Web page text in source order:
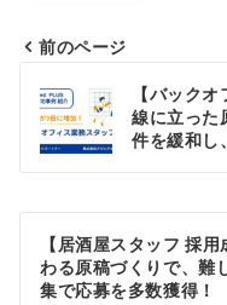
投
稿
ナ
ビ
ー
前のページ
【バック
線に立った
件を緩和し
【居酒屋スタッフ 採
わる原稿づくりで、難
集で応募を多数獲得！